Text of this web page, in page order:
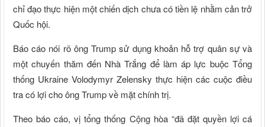
chỉ đạo thực hiện một chiến dịch chưa có tiền lệ nhằm cản trở
Quốc hội.
Báo cáo nói rõ ông Trump sử dụng khoản hỗ trợ quân sự và
một chuyến thăm đến Nhà Trắng để làm áp lực buộc Tổng
thống Ukraine Volodymyr Zelensky thực hiện các cuộc điều
tra có lợi cho ông Trump về mặt chính trị.
Theo báo cáo, vị tổng thống Cộng hòa “đã đặt quyền lợi cá